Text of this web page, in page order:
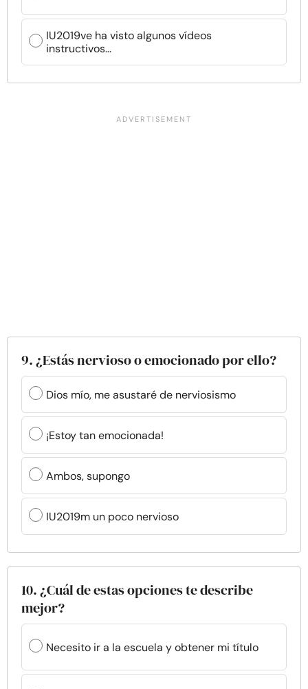
IU2019ve ha visto algunos vídeos
instructivos...
9. ¿Estás nervioso o emocionado por ello?
Dios mío, me asustaré de nerviosismo
¡Estoy tan emocionada!
Ambos, supongo
IU2019m un poco nervioso
10. ¿Cuál de estas opciones te describe
mejor?
Necesito ir a la escuela y obtener mi título